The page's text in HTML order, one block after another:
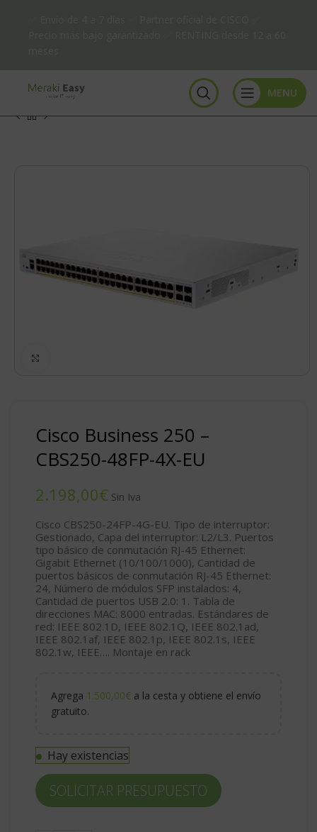
MENU
Cisco Business 250 –
CBS250-48FP-4X-EU
€
Cisco CBS250-24FP-4G-EU. Tipo de interruptor:
Gestionado, Capa del interruptor: L2/L3. Puertos
tipo básico de conmutación RJ-45 Ethernet:
Gigabit Ethernet (10/100/1000), Cantidad de
puertos básicos de conmutación RJ-45 Ethernet:
24, Número de módulos SFP instalados: 4,
Cantidad de puertos USB 2.0: 1. Tabla de
direcciones MAC: 8000 entradas. Estándares de
red: IEEE 802.1D, IEEE 802.1Q, IEEE 802.1ad,
IEEE 802.1af, IEEE 802.1p, IEEE 802.1s, IEEE
802.1w, IEEE…. Montaje en rack
Agrega 1.500,00€ a la cesta y obtiene el envío
gratuito.
Hay existencias
SOLICITAR PRESUPUESTO